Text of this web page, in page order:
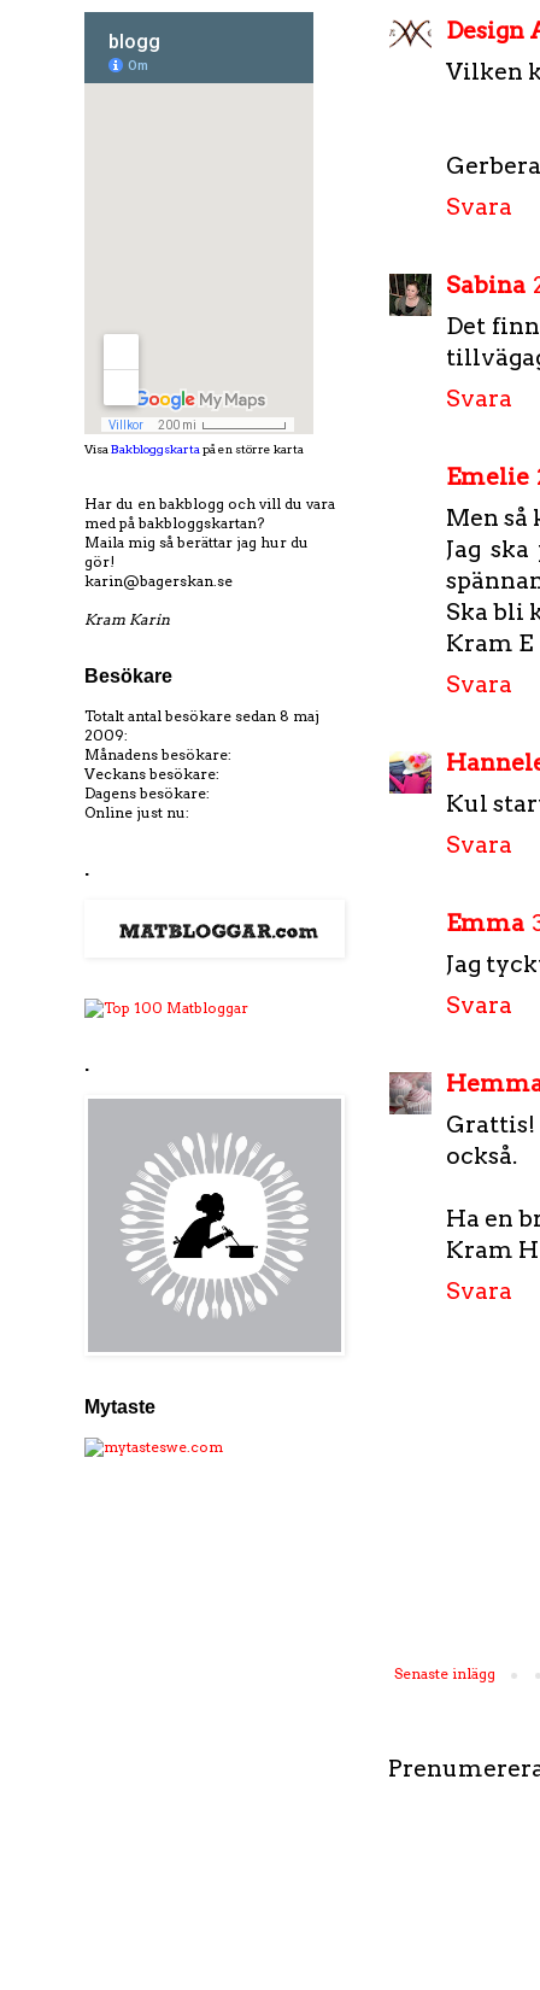
Design
Vilken
Svara
Sabina
Det
Svara
Emelie
Men
Jag
Ska bli
Kram E
Svara
Kul
Svara
Emma
Jag
Svara
också.
Ha en
Kram
Svara
Senaste inlägg
Visa Bakbloggskarta på en större karta
Har du en bakblogg och vill du vara
med på bakbloggskartan?
Maila mig så berättar jag hur du
gör!
karin@bagerskan.se
Kram Karin
Besökare
Totalt antal besökare sedan 8 maj
2009:
Månadens besökare:
Veckans besökare:
Dagens besökare:
Online just nu:
.
.
Mytaste